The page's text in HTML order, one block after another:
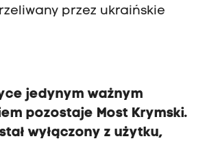
przez ukraińskie
jedynym ważnym
pozostaje Most Krymski.
wyłączony z użytku,